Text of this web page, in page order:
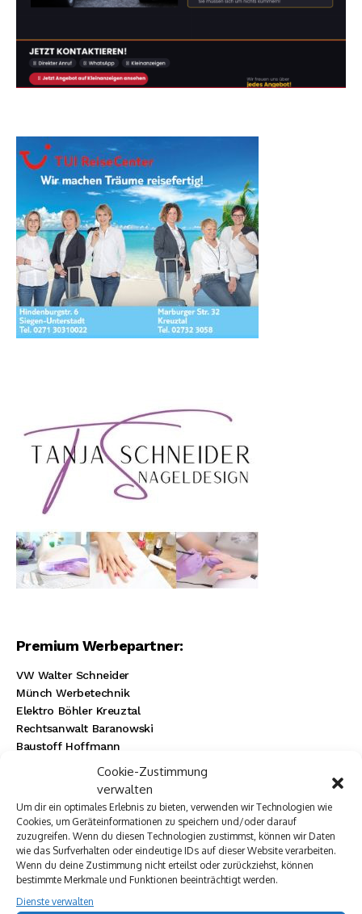
Cookie-Zustimmung
verwalten
Um dir ein optimales Erlebnis zu bieten, verwenden wir Technologien wie
Cookies, um Geräteinformationen zu speichern und/oder darauf
zuzugreifen. Wenn du diesen Technologien zustimmst, können wir Daten
wie das Surfverhalten oder eindeutige IDs auf dieser Website verarbeiten.
Wenn du deine Zustimmung nicht erteilst oder zurückziehst, können
bestimmte Merkmale und Funktionen beeinträchtigt werden.
Dienste verwalten
Premium Werbepartner:
VW Walter Schneider
Münch Werbetechnik
Elektro Böhler Kreuztal
Rechtsanwalt Baranowski
Baustoff Hoffmann
Regionale Online Werbung
Autohaus Menn
Ristorante La Calabria
Rainbow Sanierung Siegen